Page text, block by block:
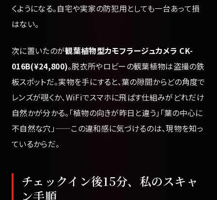
くようになる。自宅や実家の防犯用としても一台あって損
はない。
次に置いたのが観葉植物型カモフラージュカメラ CK-
016B(¥24,800)。脱衣所やロビーの観葉植物は盗撮の鉄
板スポットだ。実物を手にすると、葉の隙間からどの角度で
レンズが覗くか、WiFiでスマホに飛ばす仕組みがどれだけ
自然かが分かる。「植物の向きが昨日と違う」「葉の中心に
不自然な穴」——この違和感に気づけるのは、現物を知っ
ているからだ。
チェックイン後15分、私のスキャ
ン手順